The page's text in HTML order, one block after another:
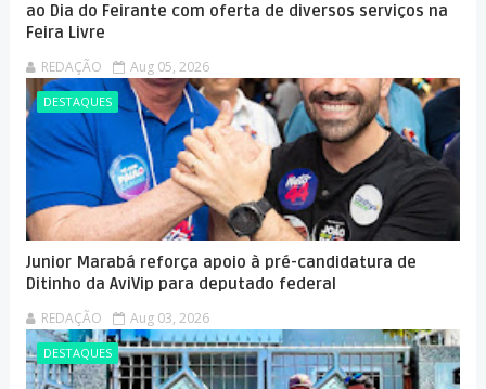
ao Dia do Feirante com oferta de diversos serviços na
Feira Livre
REDAÇÃO Aug 05, 2026
DESTAQUES
Junior Marabá reforça apoio à pré-candidatura de
Ditinho da AviVip para deputado federal
REDAÇÃO Aug 03, 2026
DESTAQUES